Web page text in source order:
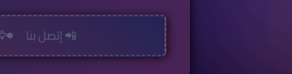
📲 إتصل بنا